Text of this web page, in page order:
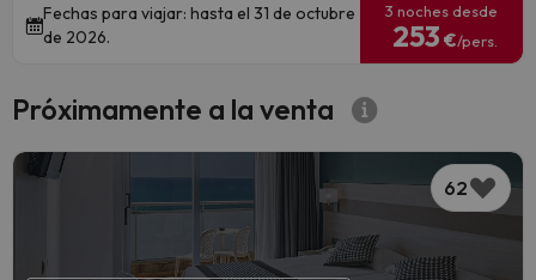
Fechas para viajar: hasta el 31 de octubre
de 2026.
3 noches desde
253 €/pers.
Próximamente a la venta
62